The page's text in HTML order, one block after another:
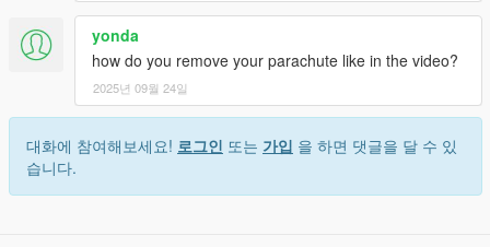
yonda
how do you remove your parachute like in the video?
2025년 09월 24일
대화에 참여해보세요! 로그인 또는 가입 을 하면 댓글을 달 수 있
습니다.